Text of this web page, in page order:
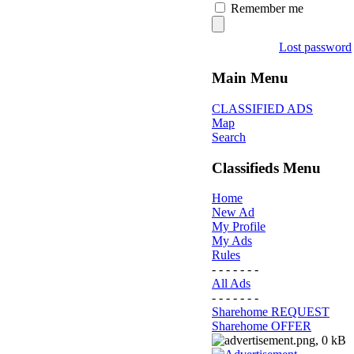
Remember me
Lost password
Main Menu
CLASSIFIED ADS
Map
Search
Classifieds Menu
Home
New Ad
My Profile
My Ads
Rules
- - - - - - -
All Ads
- - - - - - -
Sharehome REQUEST
Sharehome OFFER